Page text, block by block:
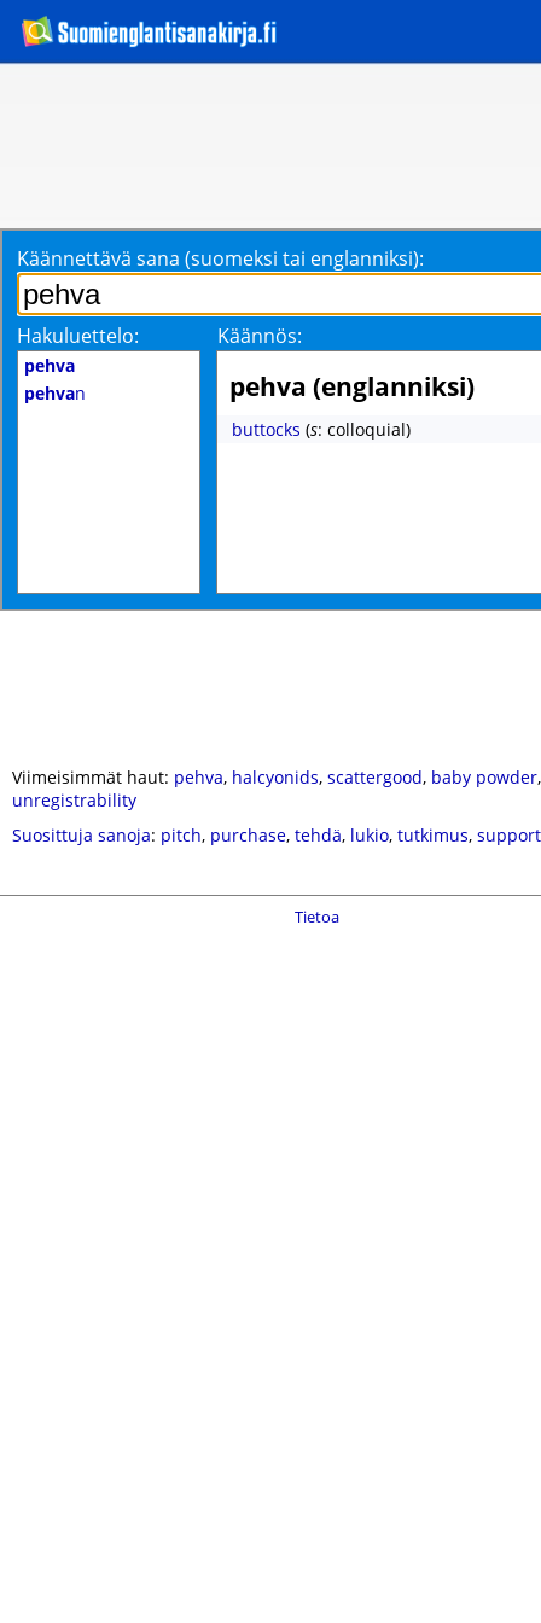
Käännettävä sana (suomeksi tai englanniksi):
Hakuluettelo: Käännös:
pehva
pehvan pehva (englanniksi)
buttocks (s: colloquial)
Viimeisimmät haut: pehva, halcyonids, scattergood, baby powder
unregistrability
Suosittuja sanoja: pitch, purchase, tehdä, lukio, tutkimus, support
Tietoa